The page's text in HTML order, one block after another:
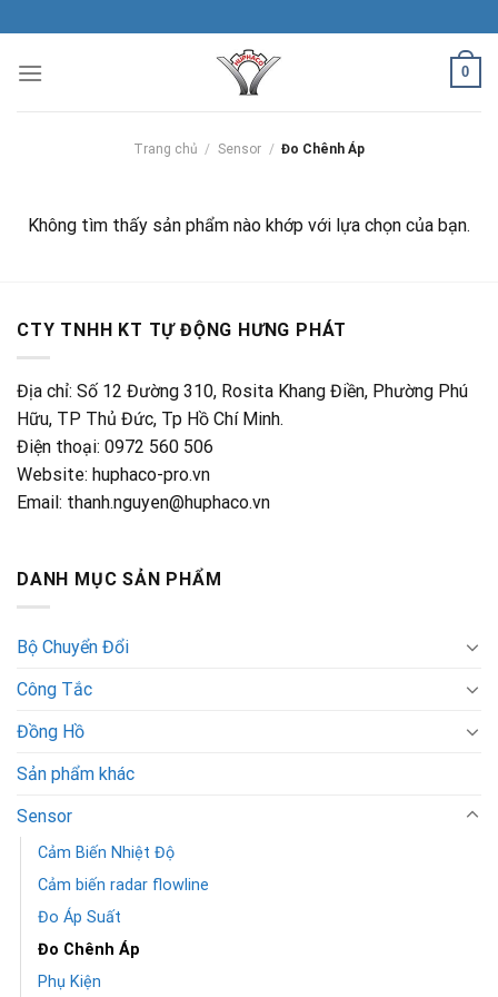
to
content
0
Trang chủ / Sensor / Đo Chênh Áp
Không tìm thấy sản phẩm nào khớp với lựa chọn của bạn.
CTY TNHH KT TỰ ĐỘNG HƯNG PHÁT
Địa chỉ: Số 12 Đường 310, Rosita Khang Điền, Phường Phú
Hữu, TP Thủ Đức, Tp Hồ Chí Minh.
Điện thoại: 0972 560 506
Website: huphaco-pro.vn
Email: thanh.nguyen@huphaco.vn
DANH MỤC SẢN PHẨM
Bộ Chuyển Đổi
Công Tắc
Đồng Hồ
Sản phẩm khác
Sensor
Cảm Biến Nhiệt Độ
Cảm biến radar flowline
Đo Áp Suất
Đo Chênh Áp
Phụ Kiện